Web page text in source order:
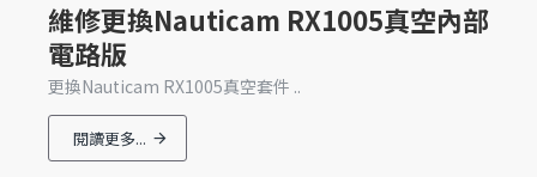
維修更換Nauticam RX1005真空內部
電路版
更換Nauticam RX1005真空套件 ..
閱讀更多...